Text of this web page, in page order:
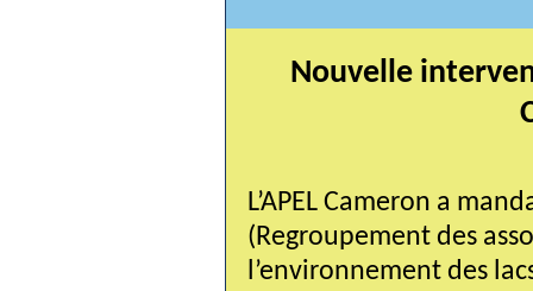
Nouvelle
L’APEL Cameron a
(Regroupement des
l’environnement des